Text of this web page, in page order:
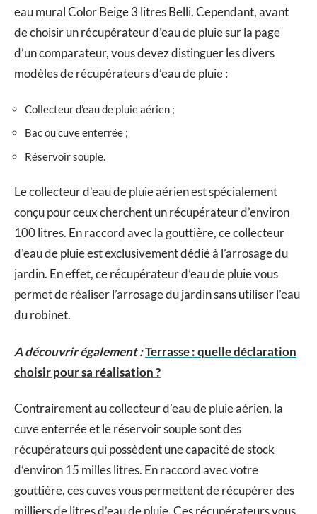
eau mural Color Beige 3 litres Belli. Cependant, avant
de choisir un récupérateur d’eau de pluie sur la page
d’un comparateur, vous devez distinguer les divers
modèles de récupérateurs d’eau de pluie :
Collecteur d’eau de pluie aérien ;
Bac ou cuve enterrée ;
Réservoir souple.
Le collecteur d’eau de pluie aérien est spécialement
conçu pour ceux cherchent un récupérateur d’environ
100 litres. En raccord avec la gouttière, ce collecteur
d’eau de pluie est exclusivement dédié à l’arrosage du
jardin. En effet, ce récupérateur d’eau de pluie vous
permet de réaliser l’arrosage du jardin sans utiliser l’eau
du robinet.
A découvrir également :Terrasse : quelle déclaration
choisir pour sa réalisation ?
Contrairement au collecteur d’eau de pluie aérien, la
cuve enterrée et le réservoir souple sont des
récupérateurs qui possèdent une capacité de stock
d’environ 15 milles litres. En raccord avec votre
gouttière, ces cuves vous permettent de récupérer des